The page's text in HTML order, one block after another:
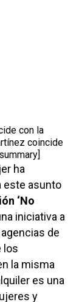
con la
coincide
ha
este asunto
‘No
iniciativa a
de
los
la misma
es una
y